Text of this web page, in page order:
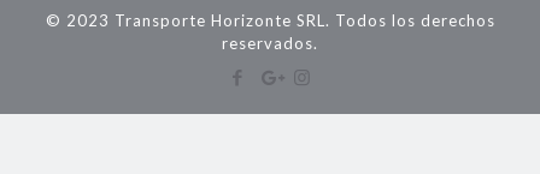
© 2023 Transporte Horizonte SRL. Todos los derechos
reservados.